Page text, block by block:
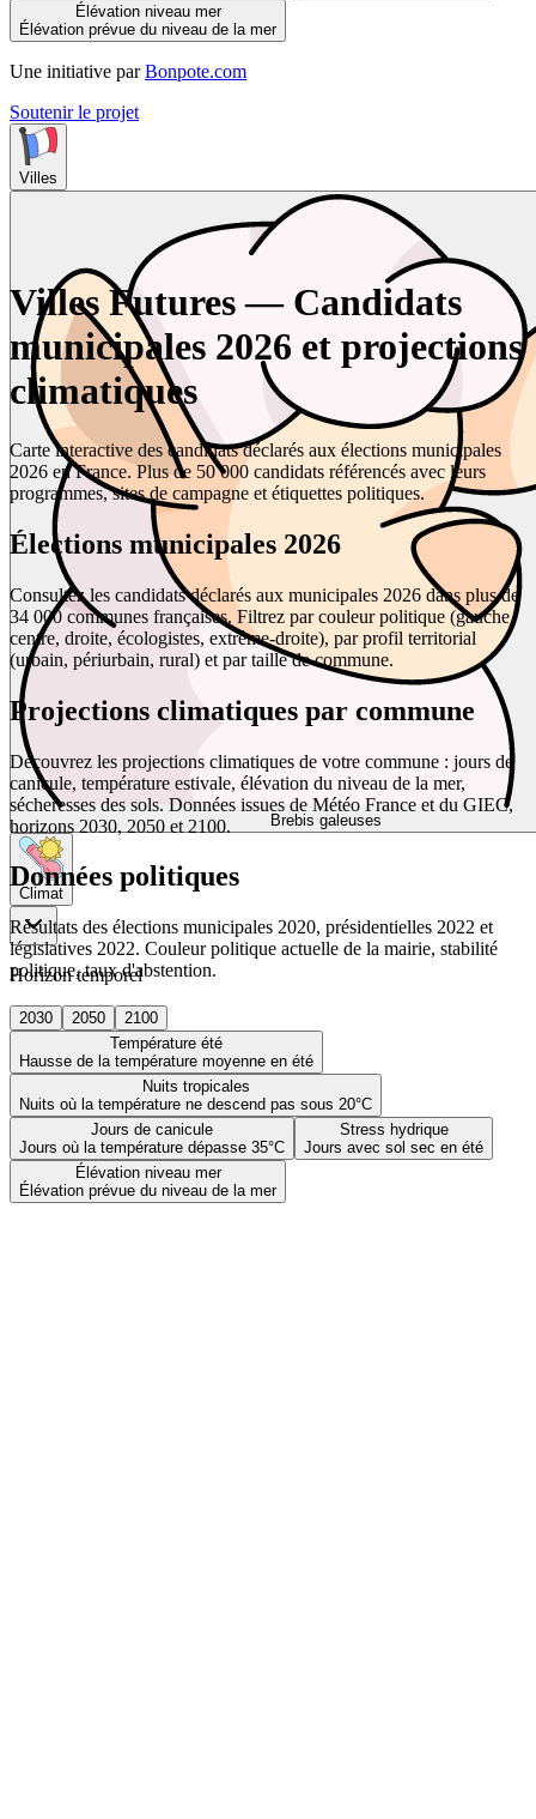
Élévation niveau mer
Élévation prévue du niveau de la mer
Une initiative par Bonpote.com
Soutenir le projet
Villes
Brebis galeuses
Climat
Horizon temporel
2030 2050
2100
Température été
Hausse de la température moyenne en été
Nuits tropicales
Nuits où la température ne descend pas sous 20°C
Jours de canicule
Jours où la température dépasse 35°C
Stress hydrique
Jours avec sol sec en été
Élévation niveau mer
Élévation prévue du niveau de la mer
Villes Futures — Candidats
municipales 2026 et projections
climatiques
Carte interactive des candidats déclarés aux élections municipales
2026 en France. Plus de 50 000 candidats référencés avec leurs
programmes, sites de campagne et étiquettes politiques.
Élections municipales 2026
Consultez les candidats déclarés aux municipales 2026 dans plus de
34 000 communes françaises. Filtrez par couleur politique (gauche,
centre, droite, écologistes, extrême-droite), par profil territorial
(urbain, périurbain, rural) et par taille de commune.
Projections climatiques par commune
Découvrez les projections climatiques de votre commune : jours de
canicule, température estivale, élévation du niveau de la mer,
sécheresses des sols. Données issues de Météo France et du GIEC,
horizons 2030, 2050 et 2100.
Données politiques
Résultats des élections municipales 2020, présidentielles 2022 et
législatives 2022. Couleur politique actuelle de la mairie, stabilité
politique, taux d'abstention.